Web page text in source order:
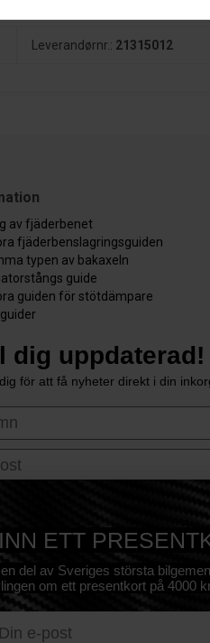
Leverandørnr.: 21315012
av fjäderbenet
fjäderbenslagringsguiden
typen av bakaxeln
guide
guiden för stötdämpare
dig uppdaterad!
för att få nyheter direkt i din
ETT
del av Sveriges största
om ett presentkort på 4000